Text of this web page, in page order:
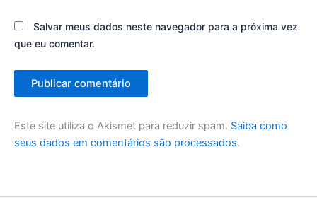
Salvar meus dados neste navegador para a próxima vez
que eu comentar.
Este site utiliza o Akismet para reduzir spam. Saiba como
seus dados em comentários são processados.